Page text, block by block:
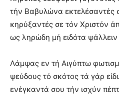
τήν Βαβυλώνα εκτελέσαντές
κηρύξαντές σε τόν Χριστόν
ως ληρώδη μή ειδότα
Λάμψας εν τή Αιγύπτω
ψεύδους τό σκότος τά γάρ
ενέγκαντά σου τήν ισχύν